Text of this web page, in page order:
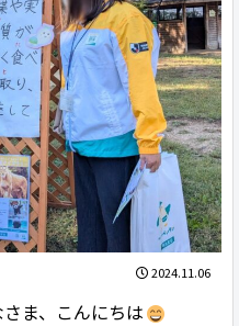
2024.11.06
ま、こんにちは